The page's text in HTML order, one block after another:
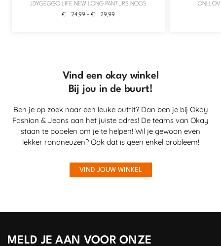
JDYGEGGO LIFE NEW LONG PANT JRS NOOS
€ 24,99 - € 29,99
Vind een okay winkel
Bij jou in de buurt!
Ben je op zoek naar een leuke outfit? Dan ben je bij Okay
Fashion & Jeans aan het juiste adres! De teams van Okay
staan te popelen om je te helpen! Wil je gewoon even
lekker rondneuzen? Ook dat is geen enkel probleem!
VIND JOUW WINKEL
MELD JE AAN VOOR ONZE